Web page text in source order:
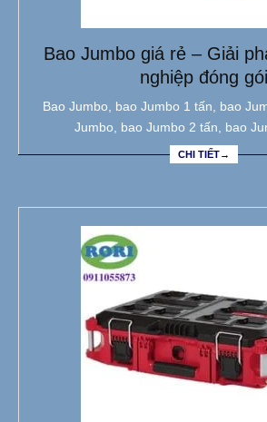
Bao Jumbo giá rẻ – Giải
nghiệp đóng gói
Bao Jumbo, bao Jumbo 1 tấn, bao
Jumbo, bao Jumbo 2 tấn, bao
CHI TIẾT→